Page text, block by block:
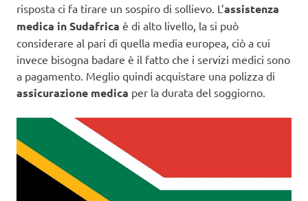
risposta ci fa tirare un sospiro di sollievo. L’assistenza
medica in Sudafrica è di alto livello, la si può
considerare al pari di quella media europea, ciò a cui
invece bisogna badare è il fatto che i servizi medici sono
a pagamento. Meglio quindi acquistare una polizza di
assicurazione medica per la durata del soggiorno.